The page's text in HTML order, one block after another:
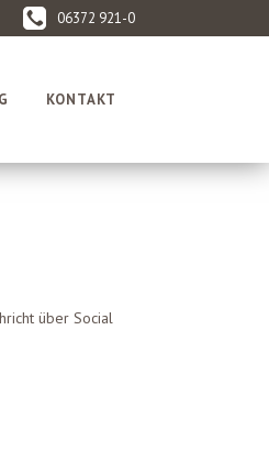
06372 921-0
KONTAKT
über Social